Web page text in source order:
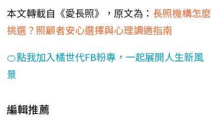
本文轉載自《愛長照》，原文為： 長照機構怎麼
挑選？照顧者安心選擇與心理調適指南
🍊點我加入橘世代FB粉專，一起展開人生新風
景
編輯推薦